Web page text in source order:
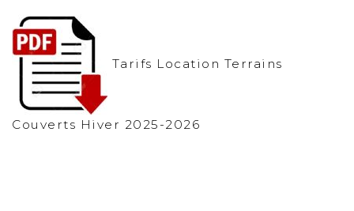
Tarifs Location Terrains
Couverts Hiver 2025-2026